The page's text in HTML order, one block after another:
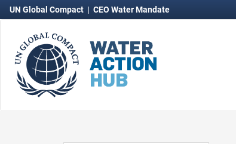
UN Global Compact | CEO Water Mandate